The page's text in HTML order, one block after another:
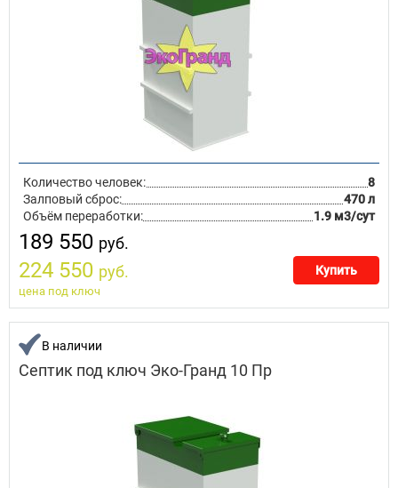
Количество человек:
8
Залповый сброс:
470 л
Объём переработки:
1.9 м3/сут
189 550 руб.
224 550 руб. Купить
цена под ключ
В наличии
Септик под ключ Эко-Гранд 10 Пр